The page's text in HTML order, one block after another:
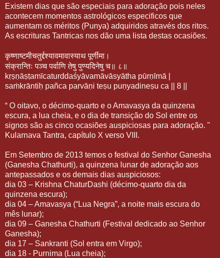
Existem dias que são especiais para adoração pois neles
acontecem momentos astrológicos especificos que
aumentam os méritos (Punya) adquiridos através dos ritos.
As escrituras Tantricas nos dão uma lista destas ocasiões.
कृष्णाष्टमीचतुर्द्दश्यावमावास्याथपूर्णीमा।
संक्रान्तिः पञ्चपर्वाणितेषुपुण्यदिनेषुच॥ ८॥
kṛṣṇāṣṭamīcaturddaśyāvamāvāsyātha pūrṇīmā |
saṁkrāntiḥ pañca parvāṇi teṣu puṇyadineṣu ca || 8 ||
“ O oitavo, o décimo-quarto e o Amavasya da quinzena
escura, a lua cheia, e o dia de transição do Sol entre os
signos são as cinco ocasiões auspiciosas para adoração. "
Kularnava Tantra, capítulo X verso VIII.
Em Setembro de 2013 temos o festival do Senhor Ganesha
(Ganesha Chathurti), a quinzena lunar de adoração aos
antepassados e os demais dias auspiciosos:
dia 03 – Krishna ChaturDashi (décimo-quarto dia da
quinzena escura);
dia 04 – Amavasya (“Lua Negra”, a noite mais escura do
mês lunar);
dia 09 – Ganesha Chathurti (Festival dedicado ao Senhor
Ganesha);
dia 17 – Sankranti (Sol entra em Virgo);
dia 18 - Purnima (Lua cheia);